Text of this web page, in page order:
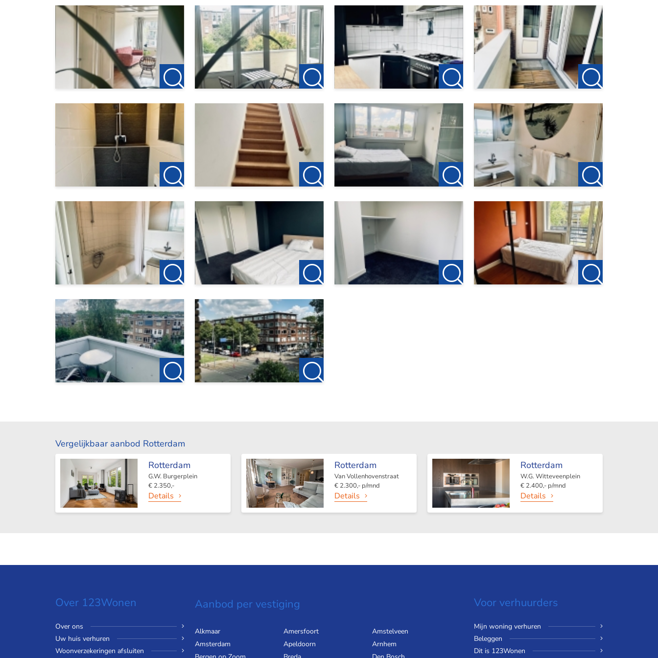
Voor meer informatie of een vrijblijvende bezichtiging nodigen wij u van harte uit contact op te nemen met:
123Wonen Rotterdam
rotterdam@123wonen.nl
De informatie is door ons met de nodige zorgvuldigheid samengesteld. Alle verstrekte informatie moet beschouwd
worden als een uitnodiging om in onderhandeling te treden. Onzerzijds wordt echter geen enkele aansprakelijkheid
en oppervlakten zijn ter indicatie
Vergelijkbaar aanbod Rotterdam
Rotterdam
G.W. Burgerplein
€ 2.350,-
Details
Rotterdam
Van Vollenhovenstraat
€ 2.300,- p/mnd
Details
Rotterdam
W.G. Witteveenplein
€ 2.400,- p/mnd
Details
Over 123Wonen
Over ons
Uw huis verhuren
Woonverzekeringen afsluiten
Aanbod per vestiging
Alkmaar Amersfoort
Amstelveen
Amsterdam
Apeldoorn
Arnhem
Voor verhuurders
Mijn woning verhuren
Beleggen
Dit is 123Wonen